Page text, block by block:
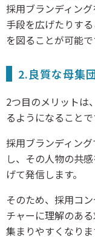
採用ブランディン
手段を広げたりす
を図ることが可能で
2.良質な母集
2つ目のメリットは
るようになることで
採用ブランディン
し、その人物の共
げて発信します。
そのため、採用コ
チャーに理解のあ
集まりやすくなりま